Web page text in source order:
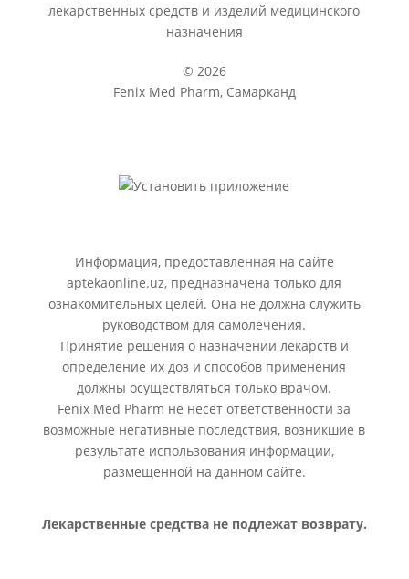
лекарственных средств и изделий медицинского
назначения
© 2026
Fenix Med Pharm, Самарканд
Информация, предоставленная на сайте
aptekaonline.uz, предназначена только для
ознакомительных целей. Она не должна служить
руководством для самолечения.
Принятие решения о назначении лекарств и
определение их доз и способов применения
должны осуществляться только врачом.
Fenix Med Pharm не несет ответственности за
возможные негативные последствия, возникшие в
результате использования информации,
размещенной на данном сайте.
Лекарственные средства не подлежат возврату.